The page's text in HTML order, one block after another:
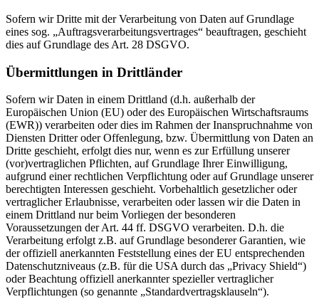
Sofern wir Dritte mit der Verarbeitung von Daten auf Grundlage
eines sog. „Auftragsverarbeitungsvertrages“ beauftragen, geschieht
dies auf Grundlage des Art. 28 DSGVO.
Übermittlungen in Drittländer
Sofern wir Daten in einem Drittland (d.h. außerhalb der
Europäischen Union (EU) oder des Europäischen Wirtschaftsraums
(EWR)) verarbeiten oder dies im Rahmen der Inanspruchnahme von
Diensten Dritter oder Offenlegung, bzw. Übermittlung von Daten an
Dritte geschieht, erfolgt dies nur, wenn es zur Erfüllung unserer
(vor)vertraglichen Pflichten, auf Grundlage Ihrer Einwilligung,
aufgrund einer rechtlichen Verpflichtung oder auf Grundlage unserer
berechtigten Interessen geschieht. Vorbehaltlich gesetzlicher oder
vertraglicher Erlaubnisse, verarbeiten oder lassen wir die Daten in
einem Drittland nur beim Vorliegen der besonderen
Voraussetzungen der Art. 44 ff. DSGVO verarbeiten. D.h. die
Verarbeitung erfolgt z.B. auf Grundlage besonderer Garantien, wie
der offiziell anerkannten Feststellung eines der EU entsprechenden
Datenschutzniveaus (z.B. für die USA durch das „Privacy Shield“)
oder Beachtung offiziell anerkannter spezieller vertraglicher
Verpflichtungen (so genannte „Standardvertragsklauseln“).